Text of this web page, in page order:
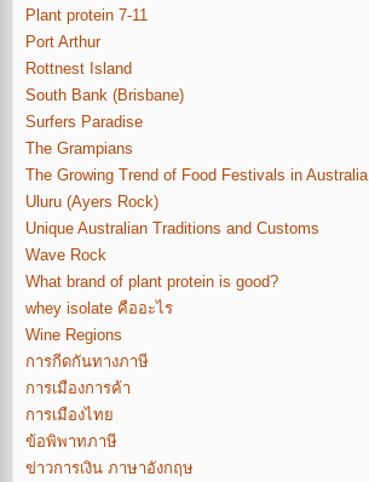
Plant protein 7-11
Port Arthur
Rottnest Island
South Bank (Brisbane)
Surfers Paradise
The Grampians
The Growing Trend of Food Festivals in Australia
Uluru (Ayers Rock)
Unique Australian Traditions and Customs
Wave Rock
What brand of plant protein is good?
whey isolate คืออะไร
Wine Regions
การกีดกันทางภาษี
การเมืองการค้า
การเมืองไทย
ข้อพิพาทภาษี
ข่าวการเงิน ภาษาอังกฤษ